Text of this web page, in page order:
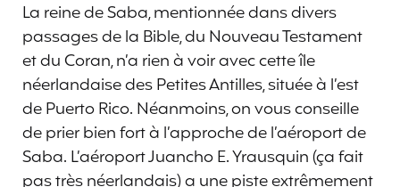
La reine de Saba, mentionnée dans divers
passages de la Bible, du Nouveau Testament
et du Coran, n’a rien à voir avec cette île
néerlandaise des Petites Antilles, située à l’est
de Puerto Rico. Néanmoins, on vous conseille
de prier bien fort à l’approche de l’aéroport de
Saba. L’aéroport Juancho E. Yrausquin (ça fait
pas très néerlandais) a une piste extrêmement